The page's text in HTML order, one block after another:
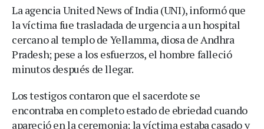
La agencia United News of India (UNI), informó que
la víctima fue trasladada de urgencia a un hospital
cercano al templo de Yellamma, diosa de Andhra
Pradesh; pese a los esfuerzos, el hombre falleció
minutos después de llegar.
Los testigos contaron que el sacerdote se
encontraba en completo estado de ebriedad cuando
apareció en la ceremonia; la víctima estaba casado y